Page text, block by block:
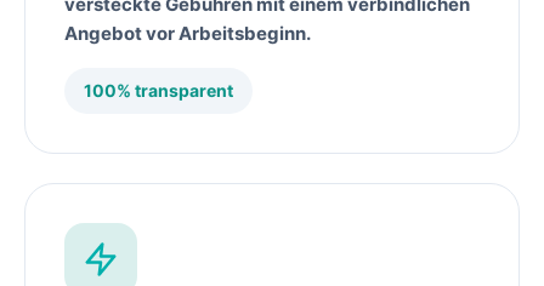
Angebot vor Arbeitsbeginn.
100% transparent